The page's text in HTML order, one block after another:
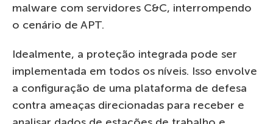
malware com servidores C&C, interrompendo
o cenário de APT.
Idealmente, a proteção integrada pode ser
implementada em todos os níveis. Isso envolve
a configuração de uma plataforma de defesa
contra ameaças direcionadas para receber e